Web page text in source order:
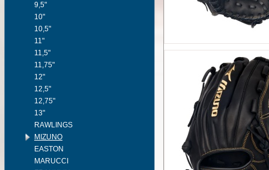
9,5"
10"
10,5"
11"
11,5"
11,75"
12"
12,5"
12,75"
13"
RAWLINGS
MIZUNO
EASTON
MARUCCI